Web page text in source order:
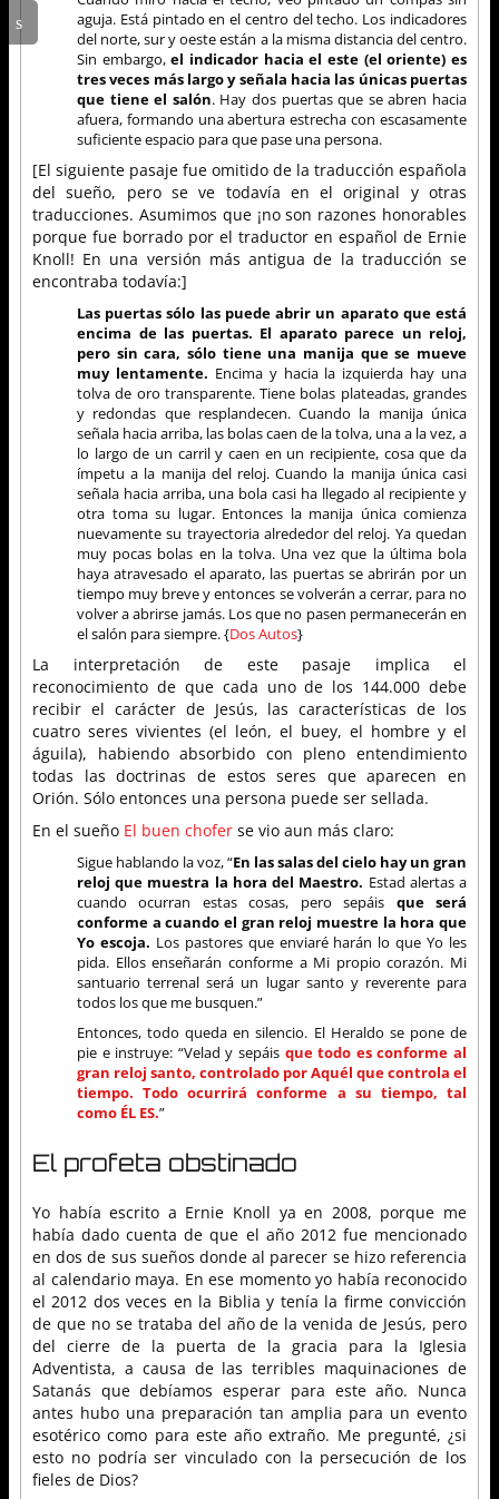
aguja. Está pintado en el centro del techo. Los indicadores
del norte, sur y oeste están a la misma distancia del centro.
Sin embargo,el indicador hacia el este (el oriente) es
tres veces más largo y señala hacia las únicas puertas
que tiene el salón. Hay dos puertas que se abren hacia
afuera, formando una abertura estrecha con escasamente
suficiente espacio para que pase una persona.
[El siguiente pasaje fue omitido de la traducción española
del sueño, pero se ve todavía en el original y otras
traducciones. Asumimos que ¡no son razones honorables
porque fue borrado por el traductor en español de Ernie
Knoll! En una versión más antigua de la traducción se
encontraba todavía:]
Las puertas sólo las puede abrir un aparato que está
encima de las puertas. El aparato parece un reloj,
pero sin cara, sólo tiene una manija que se mueve
muy lentamente. Encima y hacia la izquierda hay una
tolva de oro transparente. Tiene bolas plateadas, grandes
y redondas que resplandecen. Cuando la manija única
señala hacia arriba, las bolas caen de la tolva, una a la vez, a
lo largo de un carril y caen en un recipiente, cosa que da
ímpetu a la manija del reloj. Cuando la manija única casi
señala hacia arriba, una bola casi ha llegado al recipiente y
otra toma su lugar. Entonces la manija única comienza
nuevamente su trayectoria alrededor del reloj. Ya quedan
muy pocas bolas en la tolva. Una vez que la última bola
haya atravesado el aparato, las puertas se abrirán por un
tiempo muy breve y entonces se volverán a cerrar, para no
volver a abrirse jamás. Los que no pasen permanecerán en
el salón para siempre. {Dos Autos}
La interpretación de este pasaje implica el
reconocimiento de que cada uno de los 144.000 debe
recibir el carácter de Jesús, las características de los
cuatro seres vivientes (el león, el buey, el hombre y el
águila), habiendo absorbido con pleno entendimiento
todas las doctrinas de estos seres que aparecen en
Orión. Sólo entonces una persona puede ser sellada.
En el sueño El buen chofer se vio aun más claro:
Sigue hablando la voz, “En las salas del cielo hay un gran
reloj que muestra la hora del Maestro. Estad alertas a
cuando ocurran estas cosas, pero sepáis que será
conforme a cuando el gran reloj muestre la hora que
Yo escoja. Los pastores que enviaré harán lo que Yo les
pida. Ellos enseñarán conforme a Mi propio corazón. Mi
santuario terrenal será un lugar santo y reverente para
todos los que me busquen.”
Entonces, todo queda en silencio. El Heraldo se pone de
pie e instruye: “Velad y sepáis que todo es conforme al
gran reloj santo, controlado por Aquél que controla el
tiempo. Todo ocurrirá conforme a su tiempo, tal
como ÉL ES.”
El profeta obstinado
Yo había escrito a Ernie Knoll ya en 2008, porque me
había dado cuenta de que el año 2012 fue mencionado
en dos de sus sueños donde al parecer se hizo referencia
al calendario maya. En ese momento yo había reconocido
el 2012 dos veces en la Biblia y tenía la firme convicción
de que no se trataba del año de la venida de Jesús, pero
del cierre de la puerta de la gracia para la Iglesia
Adventista, a causa de las terribles maquinaciones de
Satanás que debíamos esperar para este año. Nunca
antes hubo una preparación tan amplia para un evento
esotérico como para este año extraño. Me pregunté, ¿si
esto no podría ser vinculado con la persecución de los
fieles de Dios?